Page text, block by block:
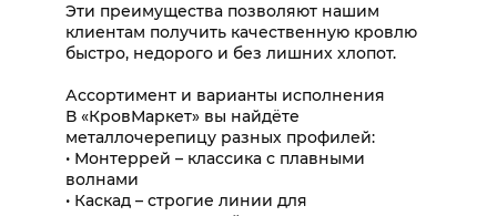
Эти преимущества позволяют нашим
клиентам получить качественную кровлю
быстро, недорого и без лишних хлопот.
Ассортимент и варианты исполнения
В «КровМаркет» вы найдёте
металлочерепицу разных профилей:
• Монтеррей – классика с плавными
волнами
• Каскад – строгие линии для